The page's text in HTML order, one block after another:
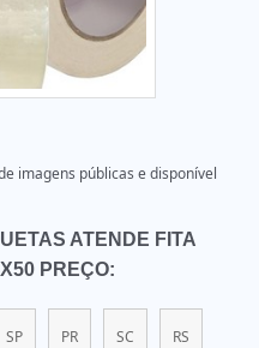
imagens públicas e disponível
ATENDE FITA
PREÇO:
SP PR SC RS